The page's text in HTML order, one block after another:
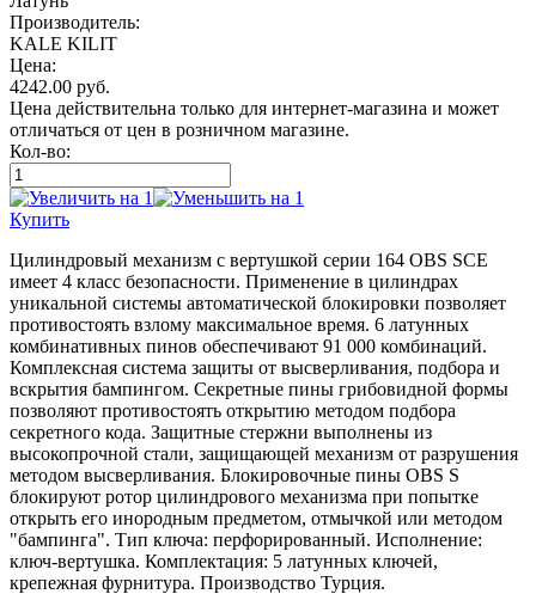
Производитель:
KALE KILIT
Цена:
4242.00 руб.
Цена действительна только для интернет-магазина и может
отличаться от цен в розничном магазине.
Кол-во:
Купить
Цилиндровый механизм с вертушкой серии 164 OBS SCE
имеет 4 класс безопасности. Применение в цилиндрах
уникальной системы автоматической блокировки позволяет
противостоять взлому максимальное время. 6 латунных
комбинативных пинов обеспечивают 91 000 комбинаций.
Комплексная система защиты от высверливания, подбора и
вскрытия бампингом. Секретные пины грибовидной формы
позволяют противостоять открытию методом подбора
секретного кода. Защитные стержни выполнены из
высокопрочной стали, защищающей механизм от разрушения
методом высверливания. Блокировочные пины OBS S
блокируют ротор цилиндрового механизма при попытке
открыть его инородным предметом, отмычкой или методом
"бампинга". Тип ключа: перфорированный. Исполнение:
ключ-вертушка. Комплектация: 5 латунных ключей,
крепежная фурнитура. Производство Турция.